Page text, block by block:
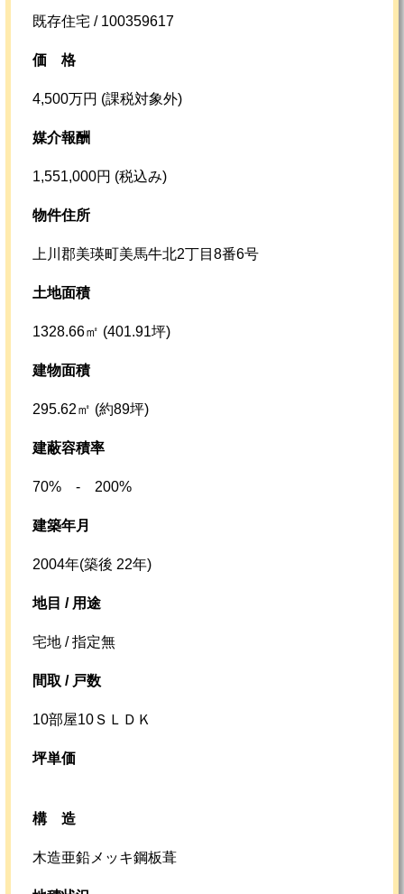
既存住宅 / 100359617
価格
4,500万円 (課税対象外)
媒介報酬
1,551,000円 (税込み)
物件住所
上川郡美瑛町美馬牛北2丁目8番6号
土地面積
1328.66㎡ (401.91坪)
建物面積
295.62㎡ (約89坪)
建蔽容積率
70% - 200%
建築年月
2004年(築後 22年)
地目 / 用途
宅地 / 指定無
間取 / 戸数
10部屋10ＳＬＤＫ
坪単価
構造
木造亜鉛メッキ鋼板葺